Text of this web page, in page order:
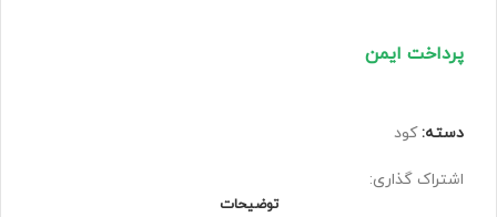
پرداخت ایمن
دسته: کود
اشتراک گذاری:
توضیحات